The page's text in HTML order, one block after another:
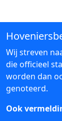
Wij streven
die officieel
worden dan
genoteerd.
Ook